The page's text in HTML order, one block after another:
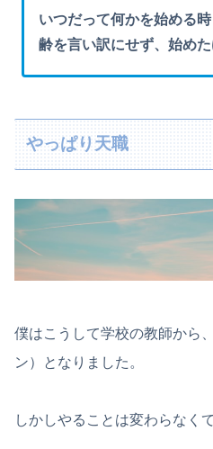
いつだって何かを始める
齢を言い訳にせず、始めた
やっぱり天職
僕はこうして学校の教師から
ン）となりました。
しかしやることは変わらなくて